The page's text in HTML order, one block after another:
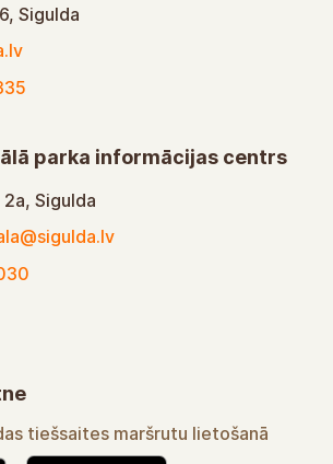
Sigulda
parka informācijas centrs
Sigulda
tiešsaites maršrutu lietošanā